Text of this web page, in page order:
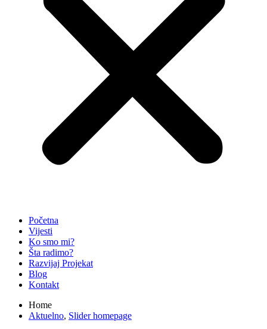
Početna
Vijesti
Ko smo mi?
Šta radimo?
Razvijaj Projekat
Blog
Kontakt
Home
Aktuelno, Slider homepage